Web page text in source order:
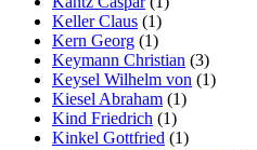
Keller Claus (1)
Kern Georg (1)
Keymann Christian (3)
Keysel Wilhelm von (1)
Kiesel Abraham (1)
Kind Friedrich (1)
Kinkel Gottfried (1)